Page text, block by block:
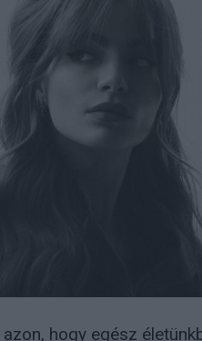
hogy egész